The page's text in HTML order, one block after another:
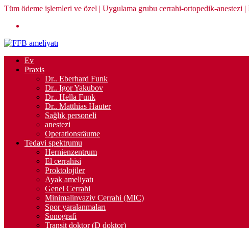
İçeriğe
Tüm ödeme işlemleri ve özel | Uygulama grubu cerrahi-ortopedik-
Ev
Praxis
Dr.. Eberhard Funk
Dr.. Igor Yakubov
Dr.. Hella Funk
Dr.. Matthias Hauter
Sağlık personeli
anestezi
Operationsräume
Tedavi spektrumu
Hernienzentrum
El cerrahisi
Proktolojiler
Ayak ameliyatı
Genel Cerrahi
Minimalinvaziv Cerrahi (MIC)
Spor yaralanmaları
Sonografi
Transit doktor (D doktor)